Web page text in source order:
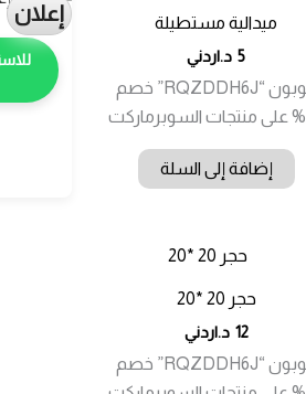
ميدالية مستطيلة
5 د.اردني
كوبون “RQZDDH6J” خصم
إضافة إلى السلة
إعلان
حجر 20 *20
12 د.اردني
كوبون “RQZDDH6J” خصم